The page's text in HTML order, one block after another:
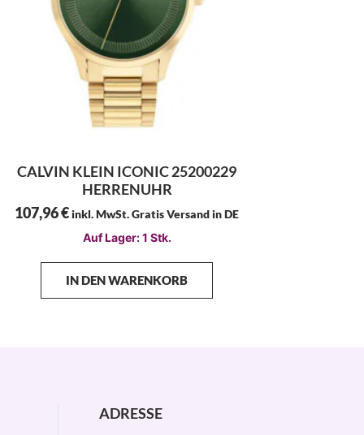
CALVIN KLEIN ICONIC 25200229
HERRENUHR
107,96€inkl. MwSt. Gratis Versand in DE
Auf Lager: 1 Stk.
IN DEN WARENKORB
ADRESSE